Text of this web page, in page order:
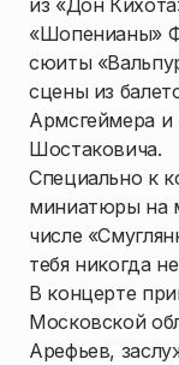
из «Дон
«Шопенианы»
сюиты
сцены из
Армсгеймера и
Шостаковича.
Специально к
миниатюры на
числе
тебя никогда
В концерте
Московской
Арефьев,